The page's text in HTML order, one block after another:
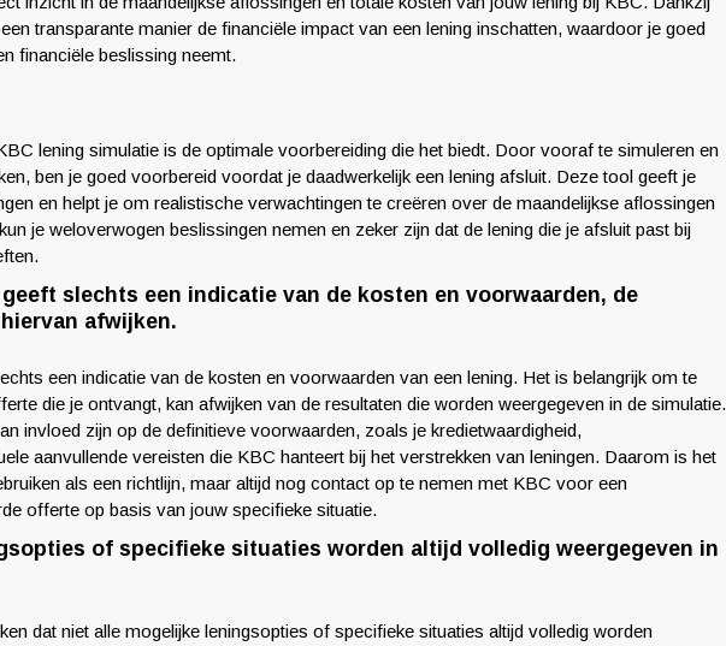
transparante manier de financiële impact van een lening inschatten, waardoor je goed
financiële beslissing neemt.
lening simulatie is de optimale voorbereiding die het biedt. Door vooraf te simuleren en
ben je goed voorbereid voordat je daadwerkelijk een lening afsluit. Deze tool geeft je
en helpt je om realistische verwachtingen te creëren over de maandelijkse aflossingen
je weloverwogen beslissingen nemen en zeker zijn dat de lening die je afsluit past bij
slechts een indicatie van de kosten en voorwaarden, de
afwijken.
een indicatie van de kosten en voorwaarden van een lening. Het is belangrijk om te
die je ontvangt, kan afwijken van de resultaten die worden weergegeven in de simulatie.
invloed zijn op de definitieve voorwaarden, zoals je kredietwaardigheid,
aanvullende vereisten die KBC hanteert bij het verstrekken van leningen. Daarom is het
als een richtlijn, maar altijd nog contact op te nemen met KBC voor een
offerte op basis van jouw specifieke situatie.
of specifieke situaties worden altijd volledig weergegeven in
dat niet alle mogelijke leningsopties of specifieke situaties altijd volledig worden